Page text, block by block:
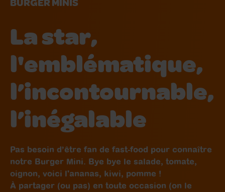
FR
La star,
l'emblématique,
l’incontournable,
l’inégalable
Pas besoin d’être fan de fast-food pour connaître
notre Burger Mini. Bye bye le salade, tomate,
oignon, voici l'ananas, kiwi, pomme !
À partager (ou pas) en toute occasion (on le